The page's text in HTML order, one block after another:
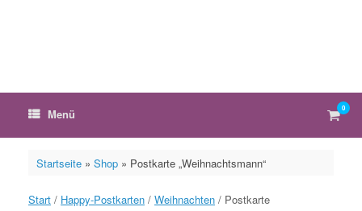
Menü 0
Startseite» Shop» Postkarte „Weihnachtsmann“
Start / Happy-Postkarten / Weihnachten / Postkarte